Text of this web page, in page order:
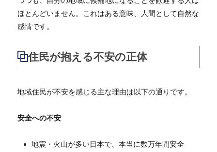
ほとんどいません。これはある意味、人間として自然な
感情です。
住民が抱える不安の正体
地域住民が不安を感じる主な理由は以下の通りです。
安全への不安
地震・火山が多い日本で、本当に数万年間安全